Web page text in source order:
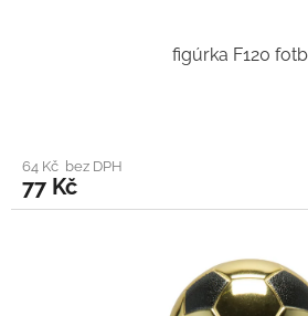
figúrka F120
64 Kč bez DPH
77 Kč